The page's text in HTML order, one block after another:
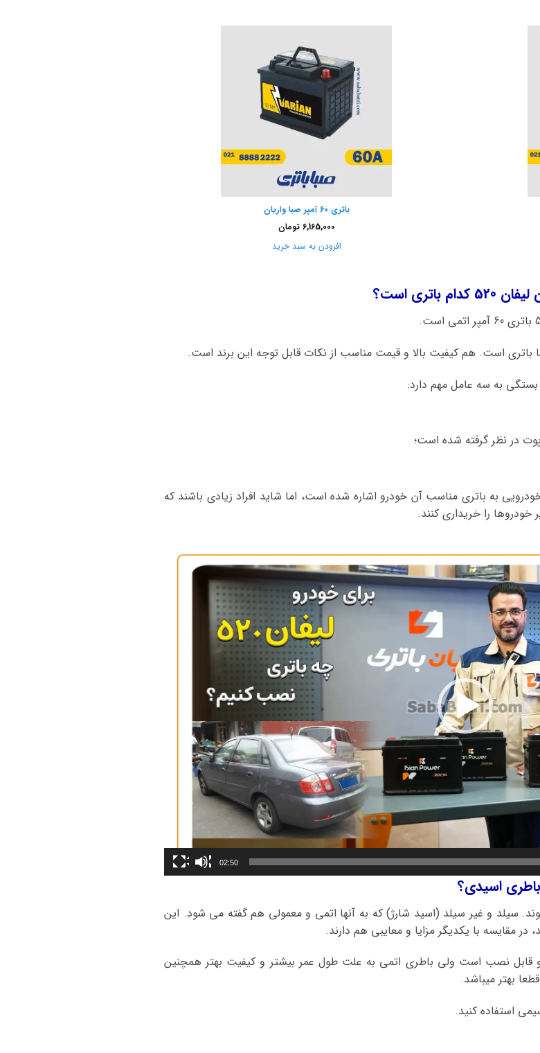
باتری 60 آمپر صبا واریان
6,165,000 تومان
افزودن به سبد خرید
است؟
به سه عامل مهم دارد:
در نظر گرفته شده است؛
به باتری مناسب آن خودرو اشاره شده است، اما شاید افراد زیادی باشند که
ویدیو
02:50
سیلد و غیر سیلد (اسید شارژ) که به آنها اتمی و معمولی هم گفته می شود. این
در مقایسه با یکدیگر مزایا و معایبی هم دارند.
قابل نصب است ولی باطری اتمی به علت طول عمر بیشتر و کیفیت بهتر همچنین
بهتر میباشد.